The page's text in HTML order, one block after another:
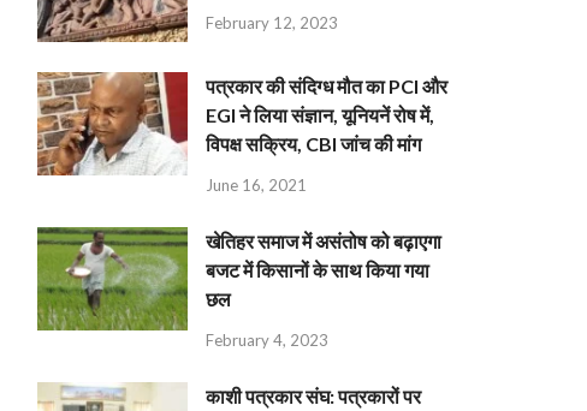
February 12, 2023
पत्रकार की संदिग्ध मौत का PCI और
EGI ने लिया संज्ञान, यूनियनें रोष में,
विपक्ष सक्रिय, CBI जांच की मांग
June 16, 2021
खेतिहर समाज में असंतोष को बढ़ाएगा
बजट में किसानों के साथ किया गया
छल
February 4, 2023
काशी पत्रकार संघ: पत्रकारों पर